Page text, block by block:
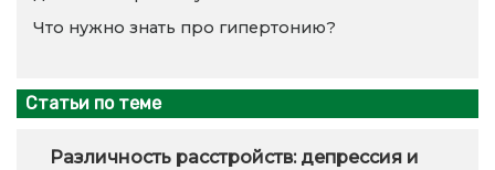
Что нужно знать про гипертонию?
Статьи по теме
Различность расстройств: депрессия и